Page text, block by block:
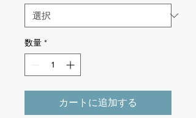
数量 *
カートに追加する